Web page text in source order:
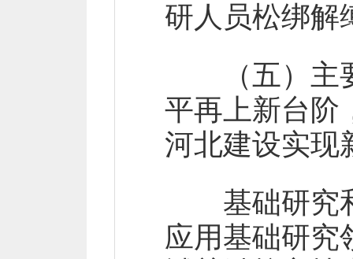
研人员松绑解
（五）主要
平再上新台阶
河北建设实现
基础研究和
应用基础研究